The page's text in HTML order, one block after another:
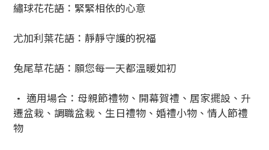
繡球花花語：緊緊相依的心意
尤加利葉花語：靜靜守護的祝福
兔尾草花語：願您每一天都溫暖如初
• 適用場合：母親節禮物、開幕賀禮、居家擺設、升
遷盆栽、調職盆栽、生日禮物、婚禮小物、情人節禮
物